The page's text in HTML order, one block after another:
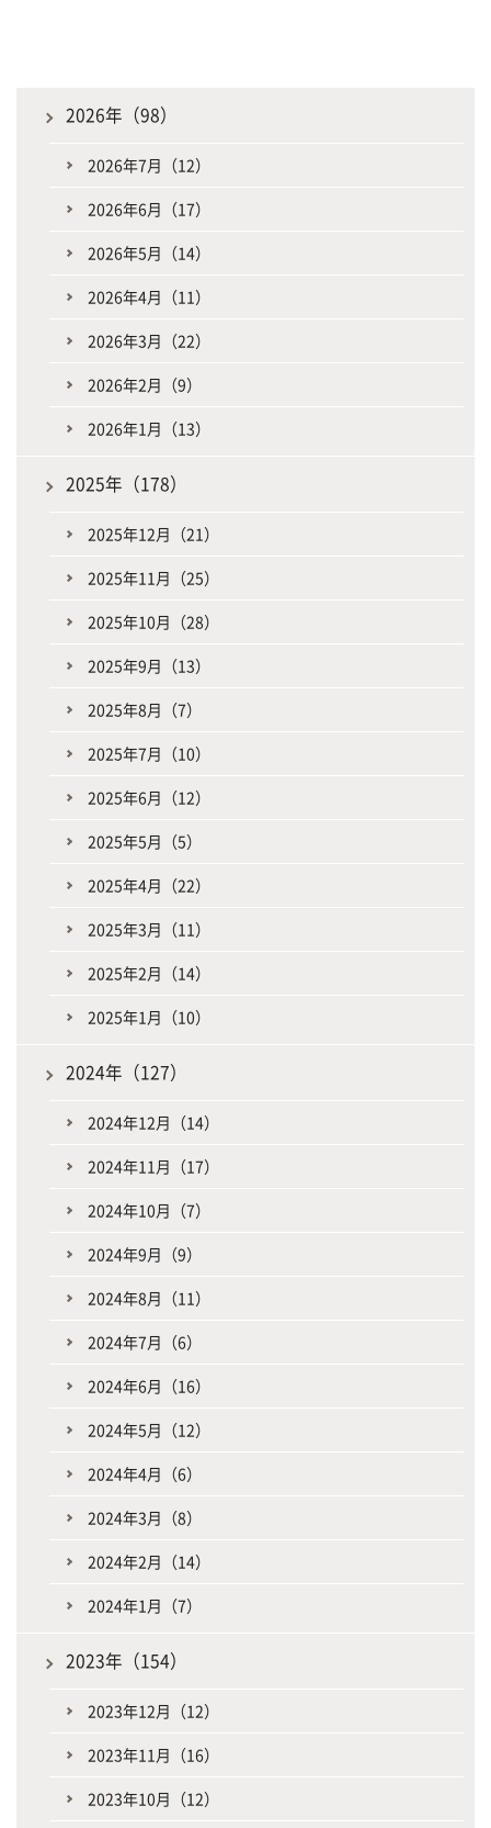
2026年（98）
2026年7月（12）
2026年6月（17）
2026年5月（14）
2026年4月（11）
2026年3月（22）
2026年2月（9）
2026年1月（13）
2025年（178）
2025年12月（21）
2025年11月（25）
2025年10月（28）
2025年9月（13）
2025年8月（7）
2025年7月（10）
2025年6月（12）
2025年5月（5）
2025年4月（22）
2025年3月（11）
2025年2月（14）
2025年1月（10）
2024年（127）
2024年12月（14）
2024年11月（17）
2024年10月（7）
2024年9月（9）
2024年8月（11）
2024年7月（6）
2024年6月（16）
2024年5月（12）
2024年4月（6）
2024年3月（8）
2024年2月（14）
2024年1月（7）
2023年（154）
2023年12月（12）
2023年11月（16）
2023年10月（12）